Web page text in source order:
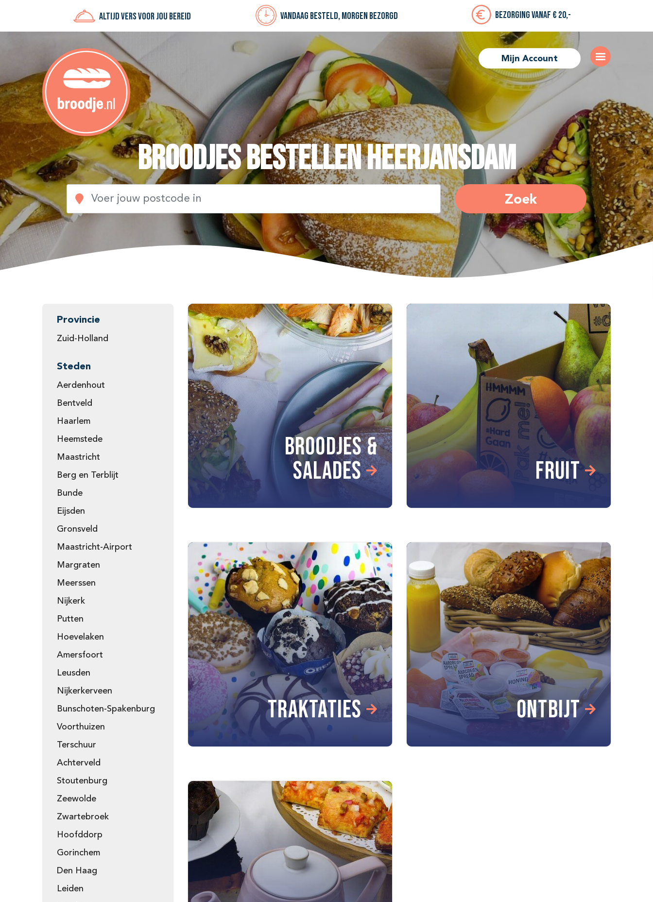
Altijd vers voor jou bereid Vandaag besteld, morgen bezorgd Bezorging vanaf € 20,-
Mijn Account
Broodjes bestellen Heerjansdam
Zoek
Provincie
Zuid-Holland
Steden
Aerdenhout
Bentveld
Haarlem
Heemstede
Maastricht
Berg en Terblijt
Bunde
Eijsden
Gronsveld
Maastricht-Airport
Margraten
Meerssen
Nijkerk
Putten
Hoevelaken
Amersfoort
Leusden
Nijkerkerveen
Bunschoten-Spakenburg
Voorthuizen
Terschuur
Achterveld
Stoutenburg
Zeewolde
Zwartebroek
Hoofddorp
Gorinchem
Den Haag
Leiden
BROODJES &
SALADES
FRUIT
TRAKTATIES ONTBIJT